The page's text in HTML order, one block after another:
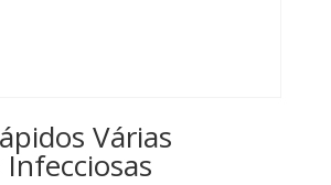
Várias